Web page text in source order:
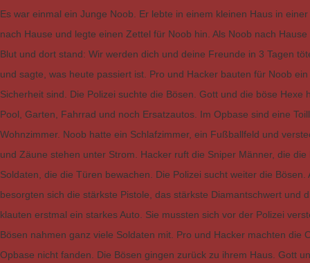
Es war einmal ein Junge Noob. Er lebte in einem kleinen Haus in
nach Hause und legte einen Zettel für Noob hin. Als Noob nach
Blut und dort stand: Wir werden dich und deine Freunde in 3 Tagen
und sagte, was heute passiert ist. Pro und Hacker bauten für Noob
Sicherheit sind. Die Polizei suchte die Bösen. Gott und die böse
Pool, Garten, Fahrrad und noch Ersatzautos. Im Opbase sind eine
Wohnzimmer. Noob hatte ein Schlafzimmer, ein Fußballfeld und
und Zäune stehen unter Strom. Hacker ruft die Sniper Männer, die
Soldaten, die die Türen bewachen. Die Polizei sucht weiter die
besorgten sich die stärkste Pistole, das stärkste Diamantschwert und
klauten erstmal ein starkes Auto. Sie mussten sich vor der Polizei
Bösen nahmen ganz viele Soldaten mit. Pro und Hacker machten die
Opbase nicht fanden. Die Bösen gingen zurück zu ihrem Haus. Gott